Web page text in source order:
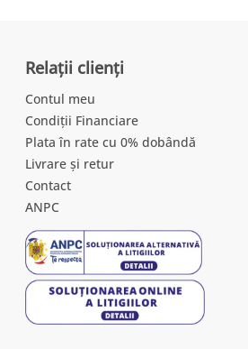
Relații clienți
Contul meu
Condiții Financiare
Plata în rate cu 0% dobândă
Livrare și retur
Contact
ANPC